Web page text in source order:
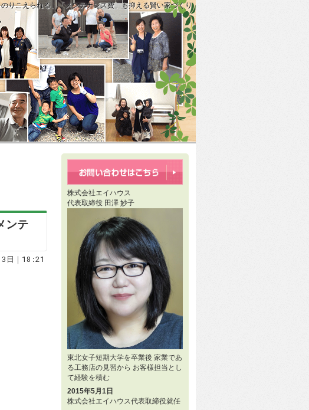
こえられる、「メンテナンス費」も抑える賢い家づくり
的変化！＆これからの季節に外せない室内物干し計画」
撤去から砕石敷きへ。一歩一歩進む、エイハウスの安心施工」
ンテ
日｜18:21
株式会社エイハウス
代表取締役 田澤 妙子
東北女子短期大学を卒業後 家業であ
る工務店の見習から お客様担当とし
て経験を積む
2015年5月1日
株式会社エイハウス代表取締役就任